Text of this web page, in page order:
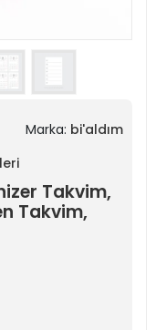
Marka: bi'aldım
Takvim,
Takvim,